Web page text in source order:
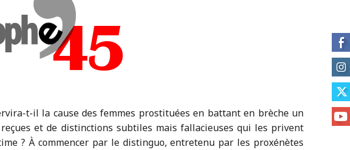
t-il la cause des femmes prostituées en battant en brèche un
reçues et de distinctions subtiles mais fallacieuses qui les privent
? À commencer par le distinguo, entretenu par les proxénètes